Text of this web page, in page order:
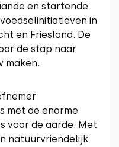
en startende
in
en Friesland. De
de stap naar
maken.
met de enorme
voor de aarde. Met
natuurvriendelijk